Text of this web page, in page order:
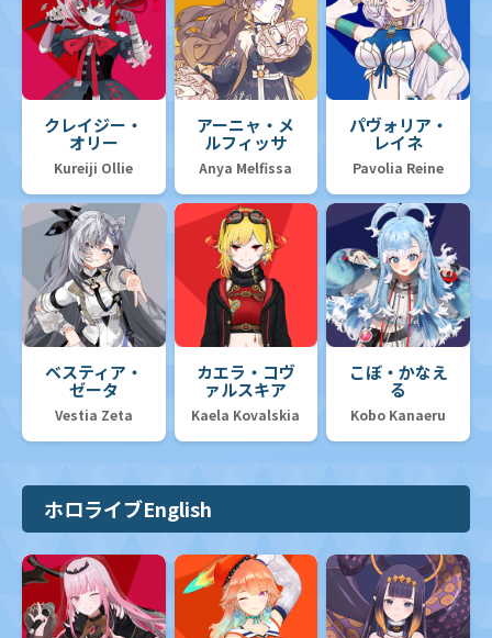
クレイジー・
オリー
Kureiji Ollie
アーニャ・メ
ルフィッサ
Anya Melfissa
パヴォリア・
レイネ
Pavolia Reine
ベスティア・
ゼータ
Vestia Zeta
カエラ・コヴ
ァルスキア
Kaela Kovalskia
こぼ・かなえ
る
Kobo Kanaeru
ホロライブEnglish